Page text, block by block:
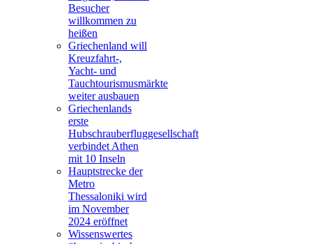
Besucher
willkommen zu
heißen
Griechenland will
Kreuzfahrt-,
Yacht- und
Tauchtourismusmärkte
weiter ausbauen
Griechenlands
erste
Hubschrauberfluggesellschaft
verbindet Athen
mit 10 Inseln
Hauptstrecke der
Metro
Thessaloniki wird
im November
2024 eröffnet
Wissenswertes